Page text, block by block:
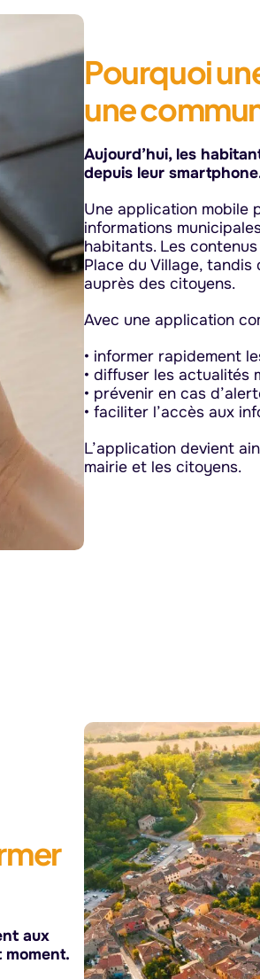
Pourquoi
une
Aujourd’hui, les
depuis leur
Une application mobile
informations
habitants. Les
Place du Village,
auprès des citoyens.
Avec une application
• informer rapidement
• diffuser les actualités
• prévenir en cas
• faciliter l’accès aux
L’application devient
mairie et les citoyens.
aux